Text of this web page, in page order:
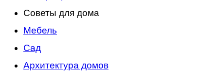
Советы для дома
Мебель
Сад
Архитектура домов